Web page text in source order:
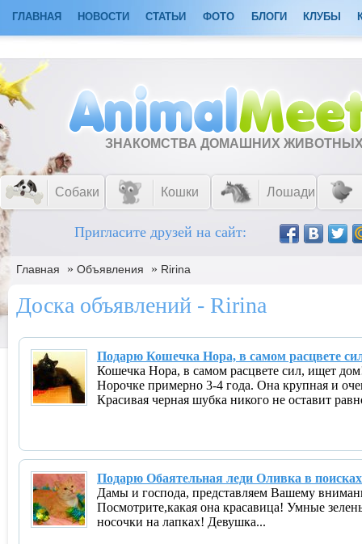
ГЛАВНАЯ НОВОСТИ СТАТЬИ ФОТО БЛОГИ КЛУБЫ
ЗНАКОМСТВА ДОМАШНИХ
Собаки Кошки Лошади
Пригласите друзей на сайт:
Главная » Объявления » Ririna
Доска объявлений - Ririna
Подарю Кошечка Нора, в самом расцвете
Кошечка Нора, в самом расцвете сил, ищет
Норочке примерно 3-4 года. Она крупная и
Красивая черная шубка никого не оставит
Подарю Обаятельная леди Оливка в
Дамы и господа, представляем Вашему
Посмотрите,какая она красавица! Умные
носочки на лапках! Девушка...